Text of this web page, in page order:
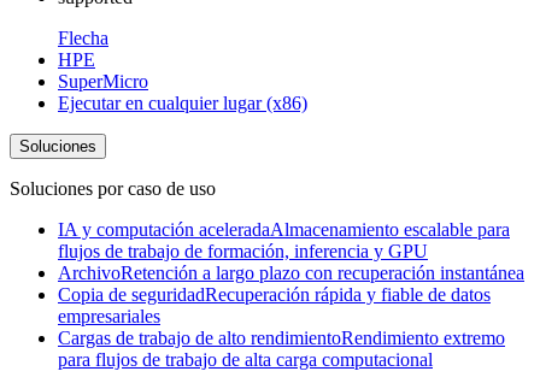
Flecha
HPE
SuperMicro
Ejecutar en cualquier lugar (x86)
Soluciones
Soluciones por caso de uso
IA y computación aceleradaAlmacenamiento escalable para
flujos de trabajo de formación, inferencia y GPU
ArchivoRetención a largo plazo con recuperación instantánea
Copia de seguridadRecuperación rápida y fiable de datos
empresariales
Cargas de trabajo de alto rendimientoRendimiento extremo
para flujos de trabajo de alta carga computacional